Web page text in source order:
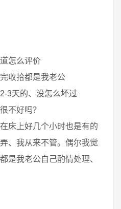
怎么评价
收拾都是我老公
3天的、没怎么坏过
不好吗？
床上好几个小时也是有的
、我从来不管。偶尔我觉
是我老公自己酌情处理、